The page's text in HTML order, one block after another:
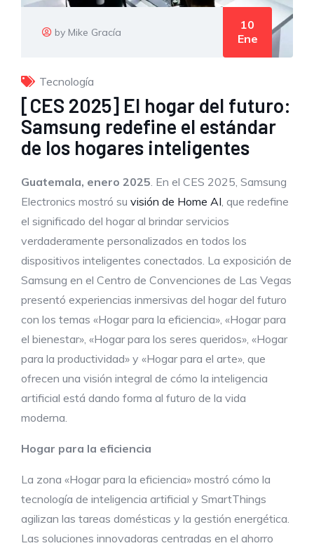
by Mike Gracía
10
Ene
Tecnología
[CES 2025] El hogar del futuro:
Samsung redefine el estándar
de los hogares inteligentes
Guatemala, enero 2025 . En el CES 2025, Samsung
Electronics mostró su visión de Home AI , que redefine
el significado del hogar al brindar servicios
verdaderamente personalizados en todos los
dispositivos inteligentes conectados. La exposición de
Samsung en el Centro de Convenciones de Las Vegas
presentó experiencias inmersivas del hogar del futuro
con los temas «Hogar para la eficiencia», «Hogar para
el bienestar», «Hogar para los seres queridos», «Hogar
para la productividad» y «Hogar para el arte», que
ofrecen una visión integral de cómo la inteligencia
artificial está dando forma al futuro de la vida
moderna.
Hogar para la eficiencia
La zona «Hogar para la eficiencia» mostró cómo la
tecnología de inteligencia artificial y SmartThings
agilizan las tareas domésticas y la gestión energética.
Las soluciones innovadoras centradas en el ahorro